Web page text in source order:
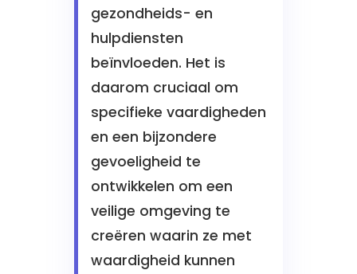
gezondheids- en
hulpdiensten
beïnvloeden. Het is
daarom cruciaal om
specifieke vaardigheden
en een bijzondere
gevoeligheid te
ontwikkelen om een
veilige omgeving te
creëren waarin ze met
waardigheid kunnen